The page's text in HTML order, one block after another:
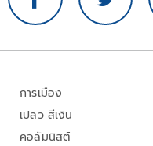
การเมือง
เปลว สีเงิน
คอลัมนิสต์